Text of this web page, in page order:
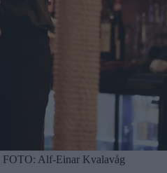
FOTO: Alf-Einar Kvalavåg